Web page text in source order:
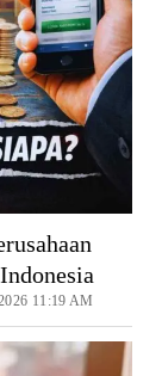
11:19 AM